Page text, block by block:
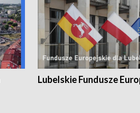
Lubelskie Fundusze